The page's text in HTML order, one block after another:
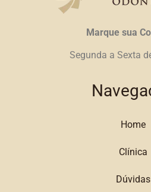
Marque sua
Segunda a Sexta
Home
Clínica
Dúvidas